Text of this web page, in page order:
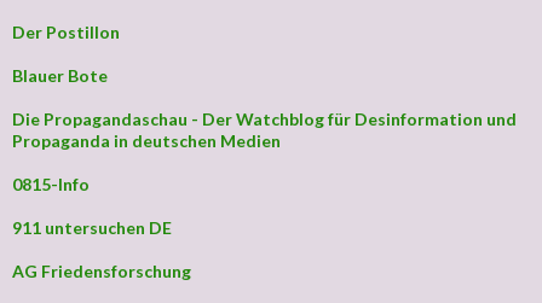
Der Postillon
Blauer Bote
Die Propagandaschau - Der Watchblog für Desinformation und
Propaganda in deutschen Medien
0815-Info
911 untersuchen DE
AG Friedensforschung